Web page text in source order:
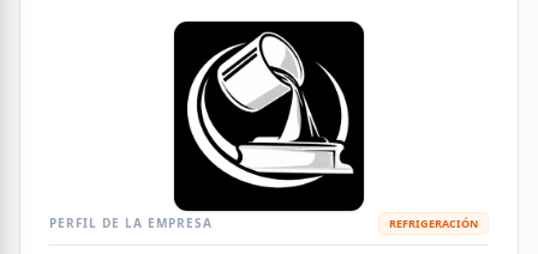
PERFIL DE LA EMPRESA REFRIGERACIÓN